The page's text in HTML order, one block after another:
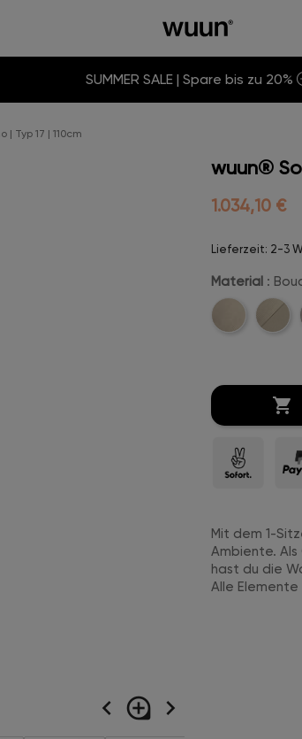
SUMMER SALE | Spare bis zu 20%
| Typ 17 | 110cm
navigate_before loupe navigate_next
wuun®
1.034,10 €
Lieferzeit: 2-3
Material :
Cord
Cord-

Mit dem 1-
Ambiente.
hast du die
Alle